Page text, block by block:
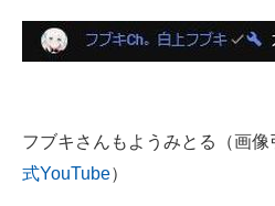
フブキさんもようみとる（画像
式YouTube）